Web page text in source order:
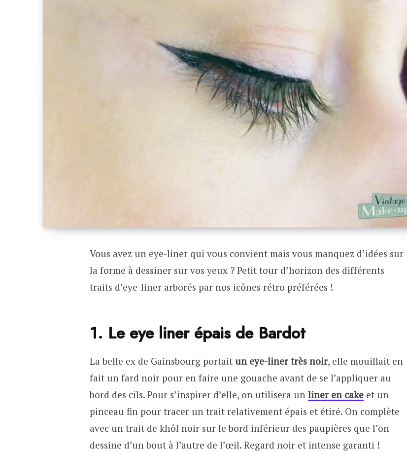
Vous avez un eye-liner qui vous convient mais vous manquez d’idées sur
la forme à dessiner sur vos yeux ? Petit tour d’horizon des différents
traits d’eye-liner arborés par nos icônes rétro préférées !
1. Le eye liner épais de Bardot
La belle ex de Gainsbourg portait un eye-liner très noir, elle mouillait en
fait un fard noir pour en faire une gouache avant de se l’appliquer au
bord des cils. Pour s’inspirer d’elle, on utilisera un liner en cakeet un
pinceau fin pour tracer un trait relativement épais et étiré. On complète
avec un trait de khôl noir sur le bord inférieur des paupières que l’on
dessine d’un bout à l’autre de l’œil. Regard noir et intense garanti !